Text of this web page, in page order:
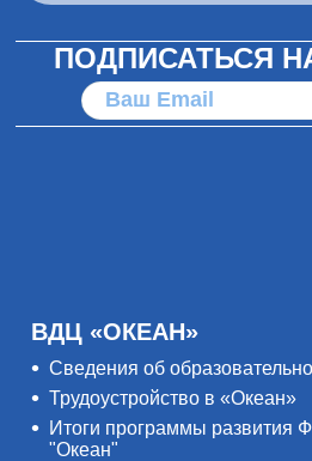
ПОДПИСАТЬСЯ
ВДЦ «ОКЕАН»
Сведения об
Трудоустройство в «Океан»
Итоги программы развития
"Океан"